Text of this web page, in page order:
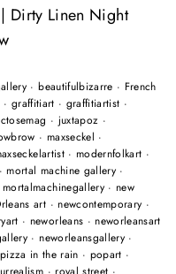
Dirty Linen Night
·beautifulbizarre · French
· graffitiart · graffitiartist ·
· juxtapoz ·
· maxseckel ·
· modernfolkart ·
· mortal machine gallery·
mortalmachinegallery· new
art · newcontemporary ·
· neworleans · neworleansart
· neworleansgallery·
pizza in the rain · popart ·